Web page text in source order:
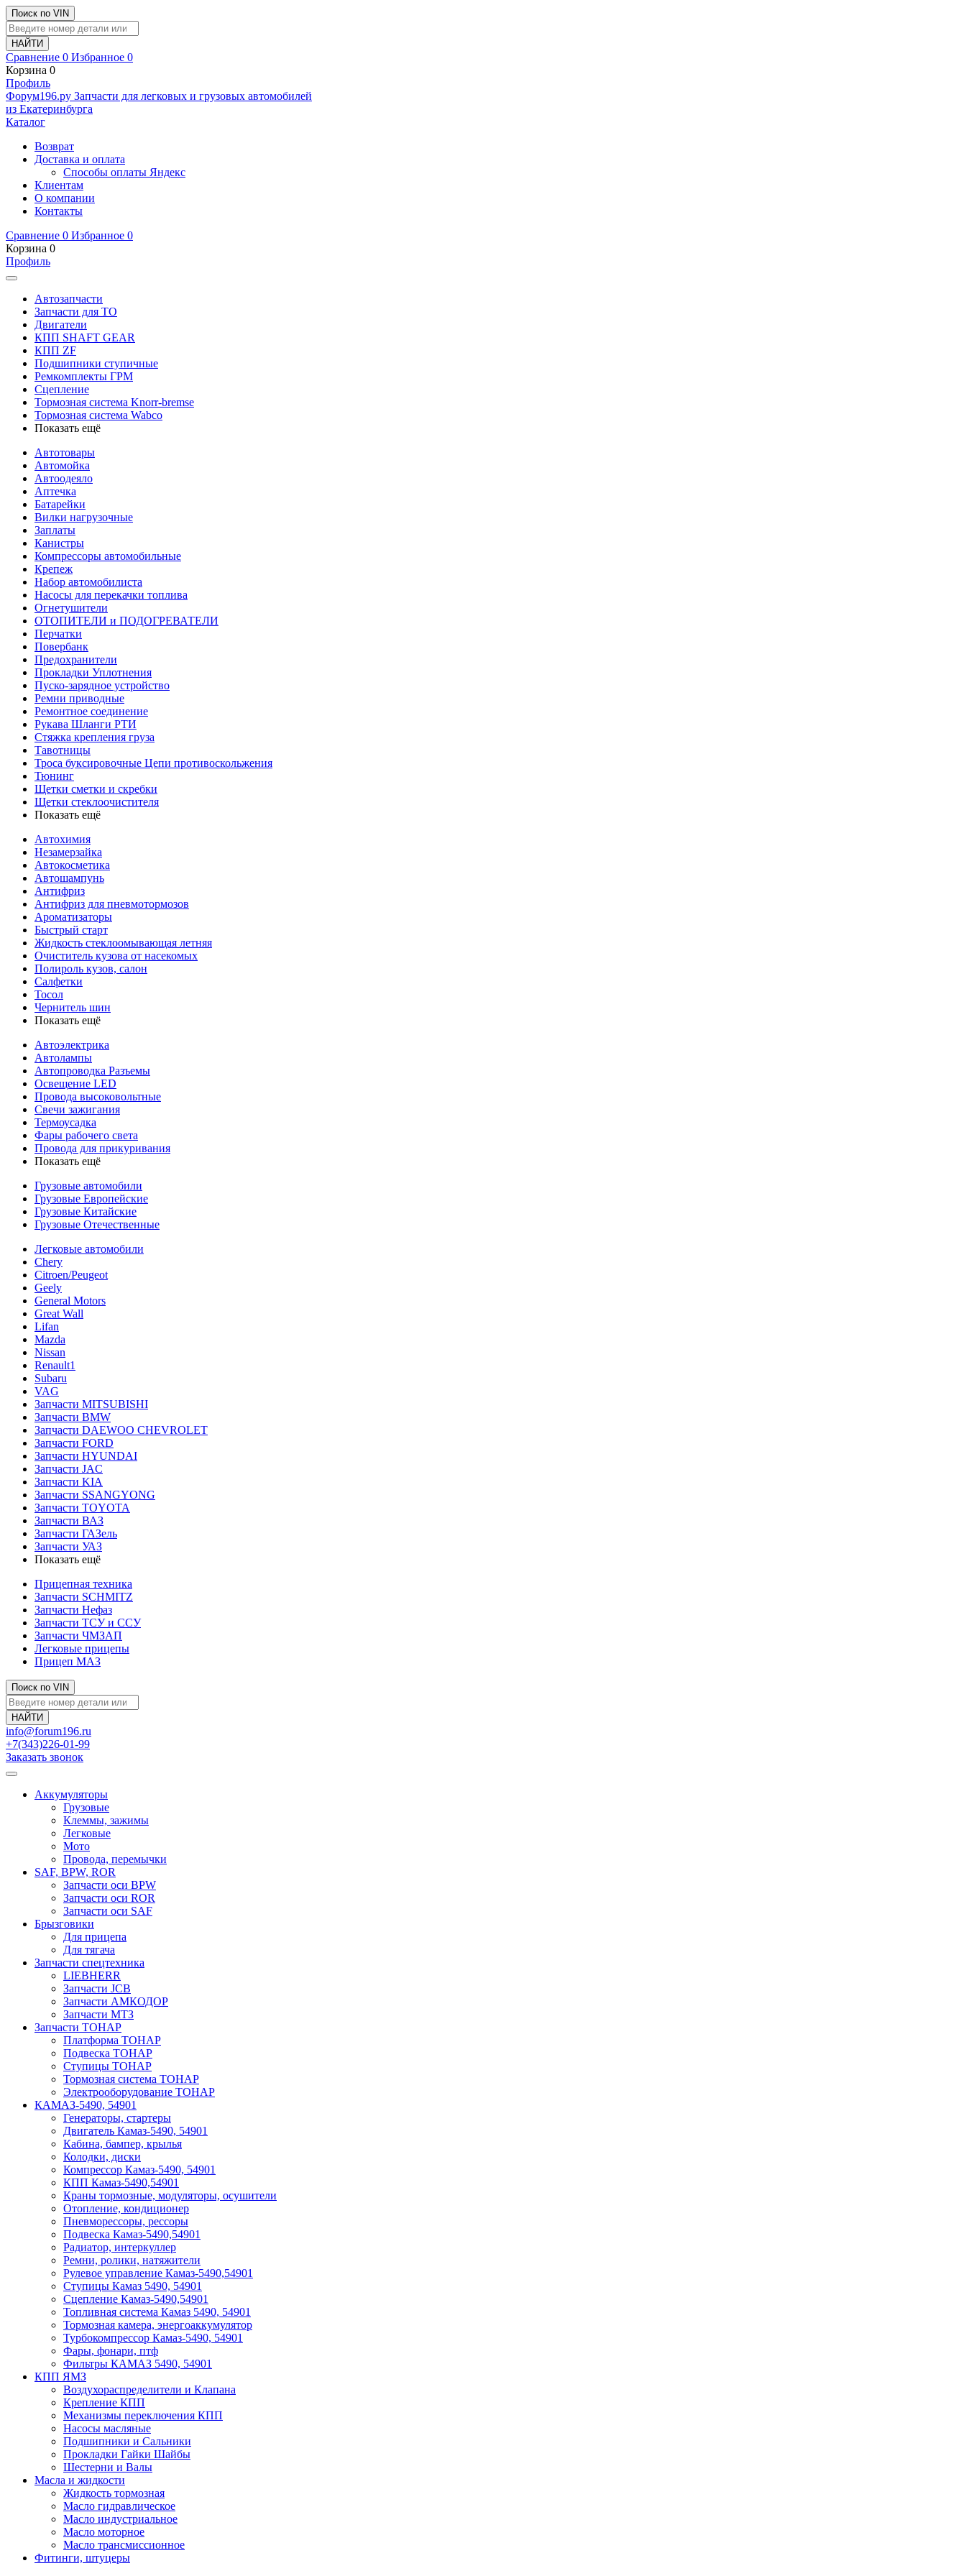
Поиск по VIN
Сравнение 0 Избранное 0
Корзина 0
Профиль
Фoрум196.ру Запчасти для легковых и грузовых автомобилей
из Екатеринбурга
Каталог
Возврат
Доставка и оплата
Способы оплаты Яндекс
Клиентам
О компании
Контакты
Сравнение 0 Избранное 0
Корзина 0
Профиль
Автозапчасти
Запчасти для ТО
Двигатели
КПП SHAFT GEAR
КПП ZF
Подшипники ступичные
Ремкомплекты ГРМ
Сцепление
Тормозная система Knorr-bremse
Тормозная система Wabco
Показать ещё
Автотовары
Автомойка
Автоодеяло
Аптечка
Батарейки
Вилки нагрузочные
Заплаты
Канистры
Компрессоры автомобильные
Крепеж
Набор автомобилиста
Насосы для перекачки топлива
Огнетушители
ОТОПИТЕЛИ и ПОДОГРЕВАТЕЛИ
Перчатки
Повербанк
Предохранители
Прокладки Уплотнения
Пуско-зарядное устройство
Ремни приводные
Ремонтное соединение
Рукава Шланги РТИ
Стяжка крепления груза
Тавотницы
Троса буксировочные Цепи противоскольжения
Тюнинг
Щетки сметки и скребки
Щетки стеклоочистителя
Показать ещё
Автохимия
Незамерзайка
Автокосметика
Автошампунь
Антифриз
Антифриз для пневмотормозов
Ароматизаторы
Быстрый старт
Жидкость стеклоомывающая летняя
Очиститель кузова от насекомых
Полироль кузов, салон
Салфетки
Тосол
Чернитель шин
Показать ещё
Автоэлектрика
Автолампы
Автопроводка Разъемы
Освещение LED
Провода высоковольтные
Свечи зажигания
Термоусадка
Фары рабочего света
Провода для прикуривания
Показать ещё
Грузовые автомобили
Грузовые Европейские
Грузовые Китайские
Грузовые Отечественные
Легковые автомобили
Chery
Citroen/Peugeot
Geely
General Motors
Great Wall
Lifan
Mazda
Nissan
Renault1
Subaru
VAG
Запчасти MITSUBISHI
Запчасти BMW
Запчасти DAEWOO CHEVROLET
Запчасти FORD
Запчасти HYUNDAI
Запчасти JAC
Запчасти KIA
Запчасти SSANGYONG
Запчасти TOYOTA
Запчасти ВАЗ
Запчасти ГАЗель
Запчасти УАЗ
Показать ещё
Прицепная техника
Запчасти SCHMITZ
Запчасти Нефаз
Запчасти ТСУ и ССУ
Запчасти ЧМЗАП
Легковые прицепы
Прицеп МАЗ
Поиск по VIN
info@forum196.ru
+7(343)226-01-99
Заказать звонок
Аккумуляторы
Грузовые
Клеммы, зажимы
Легковые
Мото
Провода, перемычки
SAF, BPW, ROR
Запчасти оси BPW
Запчасти оси ROR
Запчасти оси SAF
Брызговики
Для прицепа
Для тягача
Запчасти спецтехника
LIEBHERR
Запчасти JCB
Запчасти АМКОДОР
Запчасти МТЗ
Запчасти ТОНАР
Платформа ТОНАР
Подвеска ТОНАР
Ступицы ТОНАР
Тормозная система ТОНАР
Электрооборудование ТОНАР
КАМАЗ-5490, 54901
Генераторы, стартеры
Двигатель Камаз-5490, 54901
Кабина, бампер, крылья
Колодки, диски
Компрессор Камаз-5490, 54901
КПП Камаз-5490,54901
Краны тормозные, модуляторы, осушители
Отопление, кондиционер
Пневморессоры, рессоры
Подвеска Камаз-5490,54901
Радиатор, интеркуллер
Ремни, ролики, натяжители
Рулевое управление Камаз-5490,54901
Ступицы Камаз 5490, 54901
Сцепление Камаз-5490,54901
Топливная система Камаз 5490, 54901
Тормозная камера, энергоаккумулятор
Турбокомпрессор Камаз-5490, 54901
Фары, фонари, птф
Фильтры КАМАЗ 5490, 54901
КПП ЯМЗ
Воздухораспределители и Клапана
Крепление КПП
Механизмы переключения КПП
Насосы масляные
Подшипники и Сальники
Прокладки Гайки Шайбы
Шестерни и Валы
Масла и жидкости
Жидкость тормозная
Масло гидравлическое
Масло индустриальное
Масло моторное
Масло трансмиссионное
Фитинги, штуцеры